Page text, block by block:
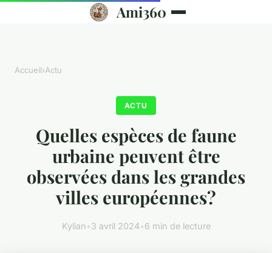
Ami360
Accueil›Actu
ACTU
Quelles espèces de faune
urbaine peuvent être
observées dans les grandes
villes européennes?
Kylian•3 avril 2024•6 min de lecture